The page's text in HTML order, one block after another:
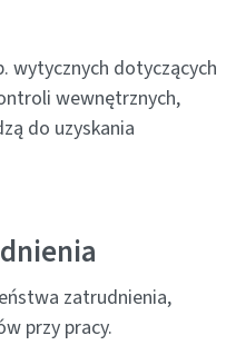
wytycznych dotyczących
wewnętrznych,
do uzyskania
zatrudnienia,
przy pracy.